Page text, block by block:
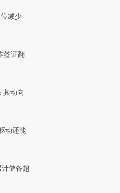
视线｜“入侵”还是“人道危
【商旅对话】华住集团
减少
签证翻
其动向
动还能
储备超